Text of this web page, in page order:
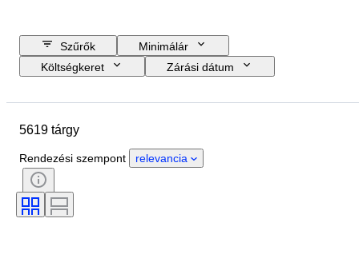
Szűrők
Minimálár
Költségkeret
Zárási dátum
Anyag
Stílus
Bortermelő régió
Bor megnevezése/besorolása
Wine Fill Level
5619 tárgy
Rendezési szempont relevancia